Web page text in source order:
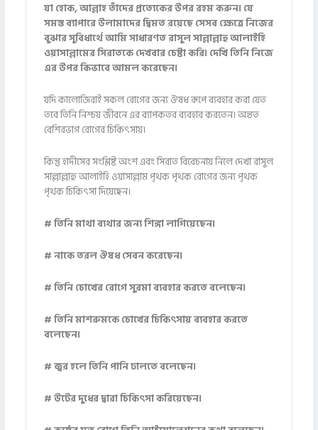
যা হোক, আল্লাহ তাঁদের প্রত্যেকের উপর রহম করুন। যে
সমস্ত ব্যাপারে উলামাদের দ্বিমত রয়েছে সেসব ক্ষেত্রে নিজের
বুঝার সুবিধার্থে আমি সাধারণত রাসুল সাল্লাল্লাহু আলাইহি
ওয়াসাল্লামের সিরাতকে দেখবার চেষ্টা করি। দেখি তিনি নিজে
এর উপর কিভাবে আমল করেছেন।
যদি কালোজিরাই সকল রোগের জন্য ঔষধ রূপে ব্যবহার করা যেত
তবে তিনি নিশ্চয় জীবনে এর ব্যাপকতর ব্যবহার করতেন। অন্তত
বেশিরভাগ রোগের চিকিৎসায়।
কিন্তু হাদীসের সংশ্লিষ্ট অংশ এবং সিরাত বিবেচনায় নিলে দেখা রাসুল
সাল্লাল্লাহু আলাইহি ওয়াসাল্লাম পৃথক পৃথক রোগের জন্য পৃথক
পৃথক চিকিৎসা দিয়েছেন।
# তিনি মাথা ব্যথার জন্য শিঙ্গা লাগিয়েছেন।
# নাকে তরল ঔষধ সেবন করেছেন।
# তিনি চোখের রোগে সুরমা ব্যবহার করতে বলেছেন।
# তিনি মাশরুমকে চোখের চিকিৎসায় ব্যবহার করতে
বলেছেন।
# জ্বর হলে তিনি পানি ঢালতে বলেছেন।
# উটের দুধের দ্বারা চিকিৎসা করিয়েছেন।